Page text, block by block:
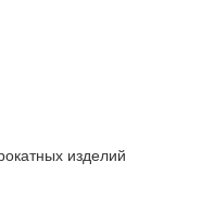
изделий